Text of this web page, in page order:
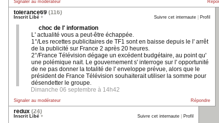
Signaler au modérateur
tolerance69 (116)
Inscrit Libé + Suivre cet internaute Profil
choc de l' information
L' actualité vous a peut-être échappée.
1°/Les recettes publicitaires de TF1 sont en baisse depuis le l' arrêt
de la publicité sur France 2 après 20 heures.
2°/France Télévision dégage un excédent budgétaire, au point qu'
une polémique nait. Le gouvernement s' interroge sur l' opportunité
de ne pas donner la totalité de l' enveloppe prévue, alors que le
président de France Télévision souhaiterait utiliser la somme pour
désendetter le groupe.
Dimanche 06 septembre à 14h42
Signaler au modérateur Répondre
redux (24)
Inscrit Libé + Suivre cet internaute Profil